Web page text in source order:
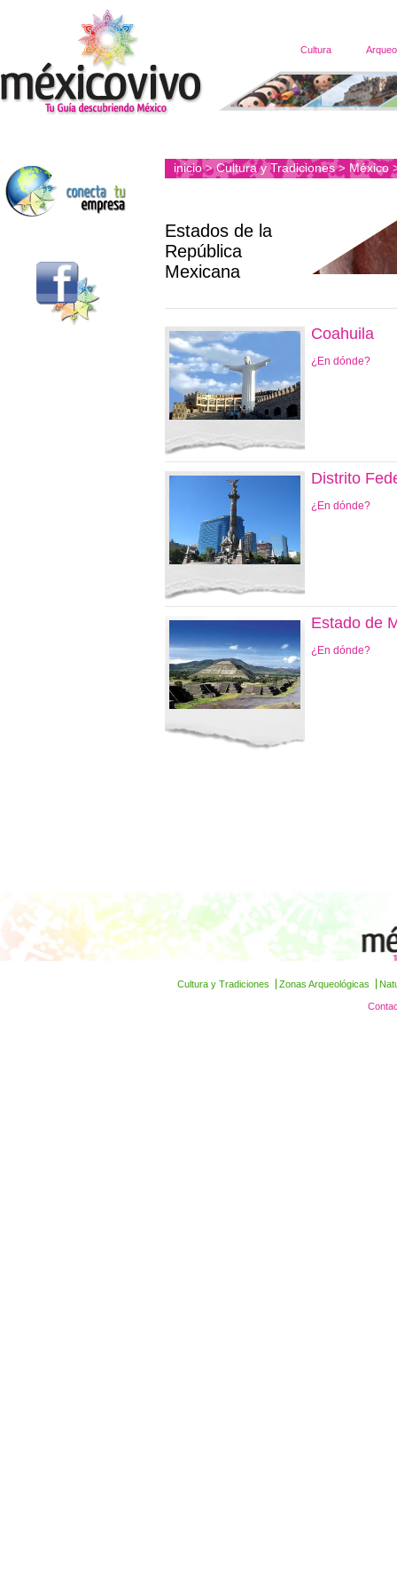
Cultura
inicio>Cultura y Tradiciones> México
Estados de la
República
Mexicana
Coahuila
¿En dónde?
Distrito
¿En dónde?
Estado de
¿En dónde?
Cultura y Tradiciones Zonas Arqueológicas